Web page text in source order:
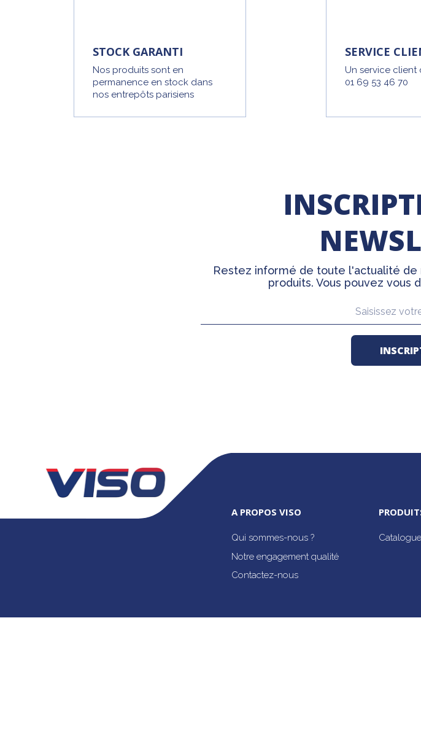
STOCK GARANTI
Nos produits sont en
permanence en stock dans
nos entrepôts parisiens
SERVICE
Un service client
01 69 53 46 70
Restez informé de toute l'actualité
produits. Vous pouvez vous
A PROPOS VISO
Qui sommes-nous ?
Notre engagement qualité
Contactez-nous